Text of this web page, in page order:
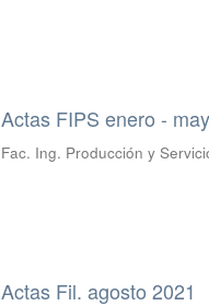
Actas FIPS enero -
Fac. Ing. Producción y
Actas Fil. agosto 2021